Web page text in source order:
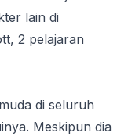
lain di
2 pelajaran
di seluruh
Meskipun dia